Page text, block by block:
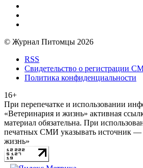
© Журнал Питомцы 2026
RSS
Свидетельство о регистрации
Политика конфиденциальности
16+
При перепечатке и использовании
«Ветеринария и жизнь» активная
материал обязательна. При
печатных СМИ указывать источник —
жизнь»